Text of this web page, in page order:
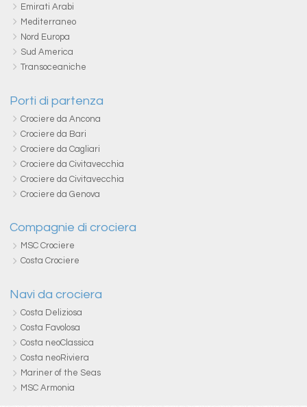
Emirati Arabi
Mediterraneo
Nord Europa
Sud America
Transoceaniche
Porti di partenza
Crociere da Ancona
Crociere da Bari
Crociere da Cagliari
Crociere da Civitavecchia
Crociere da Civitavecchia
Crociere da Genova
Compagnie di crociera
MSC Crociere
Costa Crociere
Navi da crociera
Costa Deliziosa
Costa Favolosa
Costa neoClassica
Costa neoRiviera
Mariner of the Seas
MSC Armonia